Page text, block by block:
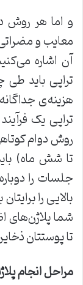
و اما هر روش
معایب و
آن اشاره
تراپی باید
هزینه‌ی
تراپی یک
روش دوام
تا شش ماه)
جلسات را
بالایی را
شما پلاژن‌های
تا پوستتان
مراحل انجام